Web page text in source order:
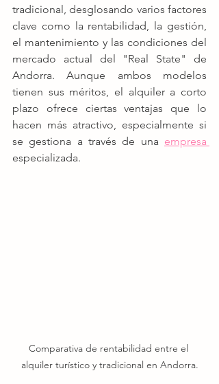
tradicional, desglosando varios factores
clave como la rentabilidad, la gestión,
el mantenimiento y las condiciones del
mercado actual del "Real State" de
Andorra. Aunque ambos modelos
tienen sus méritos, el alquiler a corto
plazo ofrece ciertas ventajas que lo
hacen más atractivo, especialmente si
se gestiona a través de una
especializada.
Comparativa de rentabilidad entre el
alquiler turístico y tradicional en Andorra.